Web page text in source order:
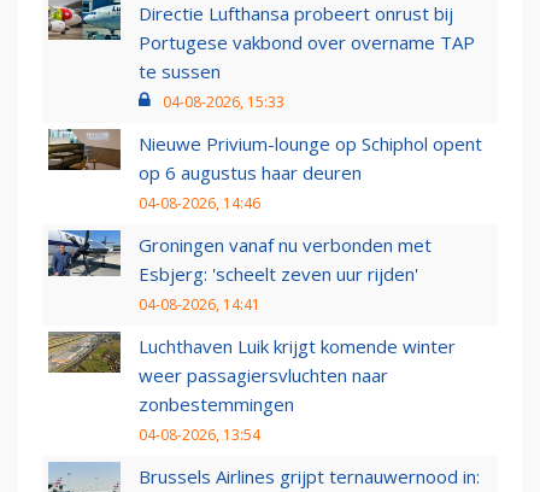
Directie Lufthansa probeert onrust bij
Portugese vakbond over overname TAP
te sussen
04-08-2026, 15:33
Nieuwe Privium-lounge op Schiphol opent
op 6 augustus haar deuren
04-08-2026, 14:46
Groningen vanaf nu verbonden met
Esbjerg: 'scheelt zeven uur rijden'
04-08-2026, 14:41
Luchthaven Luik krijgt komende winter
weer passagiersvluchten naar
zonbestemmingen
04-08-2026, 13:54
Brussels Airlines grijpt ternauwernood in: